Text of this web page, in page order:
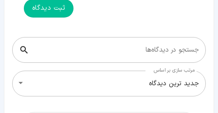
ثبت دیدگاه
جستجو در دیدگاه‌ها
مرتب سازی بر اساس
جدید ترین دیدگاه